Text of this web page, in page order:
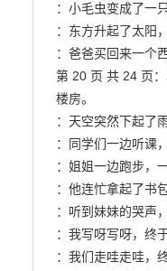
：小毛虫变成了一
：东方升起了太阳
：爸爸买回来一个
第 20 页 共 24 页
楼房。
：天空突然下起了
：同学们一边听课
：姐姐一边跑步，
：他连忙拿起了书
：听到妹妹的哭声
：我写呀写呀，终
：我们走哇走哇，